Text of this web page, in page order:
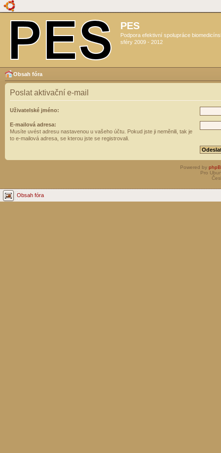
PES
Podpora efektivní spolupráce
sféry 2009 - 2012
Obsah fóra
Poslat aktivační e-mail
Uživatelské jméno:
E-mailová adresa:
Musíte uvést adresu nastavenou u vašeho účtu. Pokud jste ji neměnili, tak je
to e-mailová adresa, se kterou jste se registrovali.
Powered by
Pro
Obsah fóra